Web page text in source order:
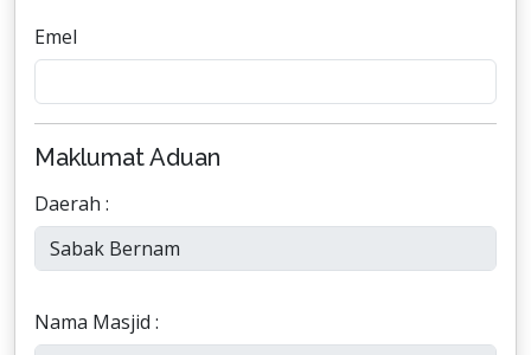
Emel
Maklumat Aduan
Daerah :
Nama Masjid :